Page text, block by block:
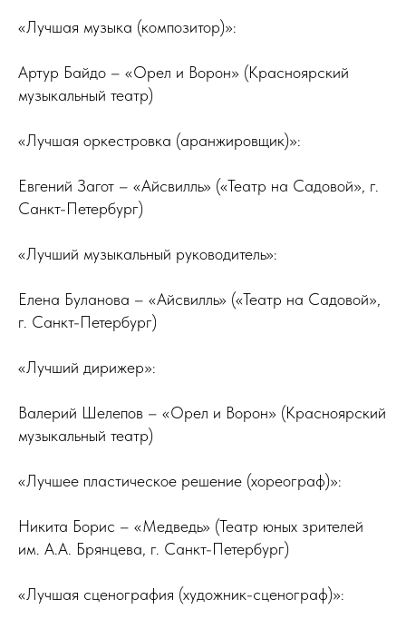
«Лучшая музыка (композитор)»:
Артур Байдо – «Орел и Ворон» (Красноярский
музыкальный театр)
«Лучшая оркестровка (аранжировщик)»:
Евгений Загот – «Айсвилль» («Театр на Садовой», г.
Санкт-Петербург)
«Лучший музыкальный руководитель»:
Елена Буланова – «Айсвилль» («Театр на Садовой»,
г. Санкт-Петербург)
«Лучший дирижер»:
Валерий Шелепов – «Орел и Ворон» (Красноярский
музыкальный театр)
«Лучшее пластическое решение (хореограф)»:
Никита Борис – «Медведь» (Театр юных зрителей
им. А.А. Брянцева, г. Санкт-Петербург)
«Лучшая сценография (художник-сценограф)»: